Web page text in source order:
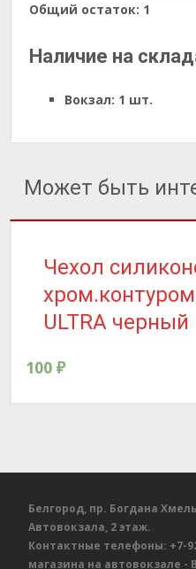
Общий остаток: 1
Наличие на
Вокзал: 1 шт.
Может быть
Чехол
хром.контуром
ULTRA черный
100 ₽
Белгород, пр. Богдана
Автовокзала, 2 этаж.
Контактные телефоны: +7-
магазина на автовокзале -